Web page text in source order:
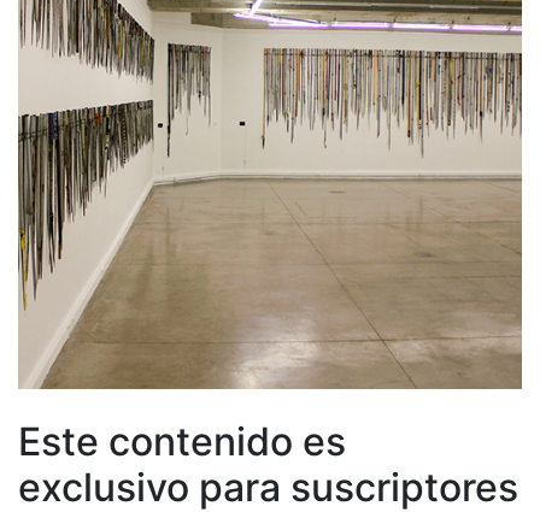
Este contenido es
exclusivo para suscriptores